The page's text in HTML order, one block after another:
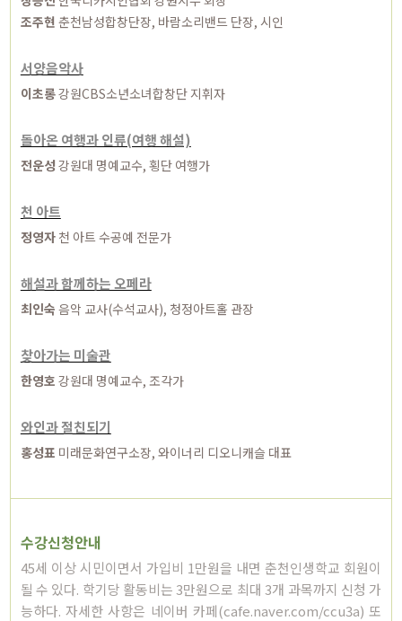
조주현 춘천남성합창단장, 바람소리밴드 단장, 시인
서양음악사
이초롱강원CBS소년소녀합창단 지휘자
돌아온 여행과 인류(여행 해설)
전운성강원대 명예교수, 횡단 여행가
천 아트
정영자천 아트 수공예 전문가
해설과 함께하는 오페라
최인숙 음악 교사(수석교사), 청정아트홀 관장
찾아가는 미술관
한영호 강원대 명예교수, 조각가
와인과 절친되기
홍성표 미래문화연구소장, 와이너리 디오니캐슬 대표
수강신청안내
45세 이상 시민이면서 가입비 1만원을 내면 춘천인생학교 회원이
될 수 있다. 학기당 활동비는 3만원으로 최대 3개 과목까지 신청 가
능하다. 자세한 사항은 네이버 카페(cafe.naver.com/ccu3a) 또